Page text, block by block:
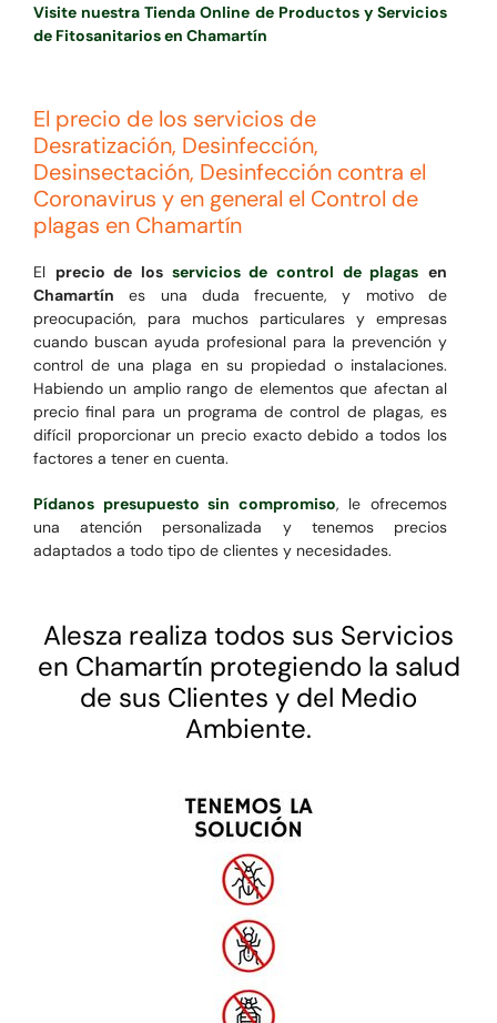
Visite nuestra Tienda Online de Productos y Servicios
de Fitosanitarios en Chamartín
El precio de los servicios de
Desratización, Desinfección,
Desinsectación, Desinfección contra el
Coronavirus y en general el Control de
plagas en Chamartín
El precio de los servicios de control de plagas en
Chamartín es una duda frecuente, y motivo de
preocupación, para muchos particulares y empresas
cuando buscan ayuda profesional para la prevención y
control de una plaga en su propiedad o instalaciones.
Habiendo un amplio rango de elementos que afectan al
precio final para un programa de control de plagas, es
difícil proporcionar un precio exacto debido a todos los
factores a tener en cuenta.
Pídanos presupuesto sin compromiso, le ofrecemos
una atención personalizada y tenemos precios
adaptados a todo tipo de clientes y necesidades.
Alesza realiza todos sus Servicios
en Chamartín protegiendo la salud
de sus Clientes y del Medio
Ambiente.